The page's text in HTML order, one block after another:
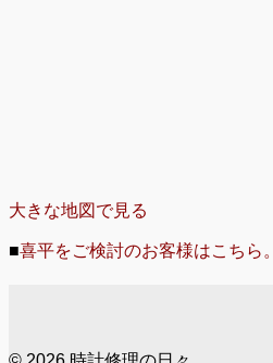
大きな地図で見る
■喜平をご検討のお客様はこちら。